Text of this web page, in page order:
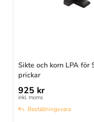
Sikte och korn LPA
prickar
925 kr
inkl. moms
Beställningsvara